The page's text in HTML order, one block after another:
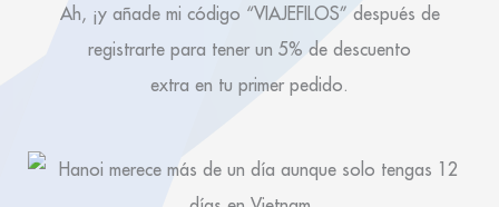
Ah, ¡y añade mi código “VIAJEFILOS” después de
registrarte para tener un 5% de descuento
extra en tu primer pedido.